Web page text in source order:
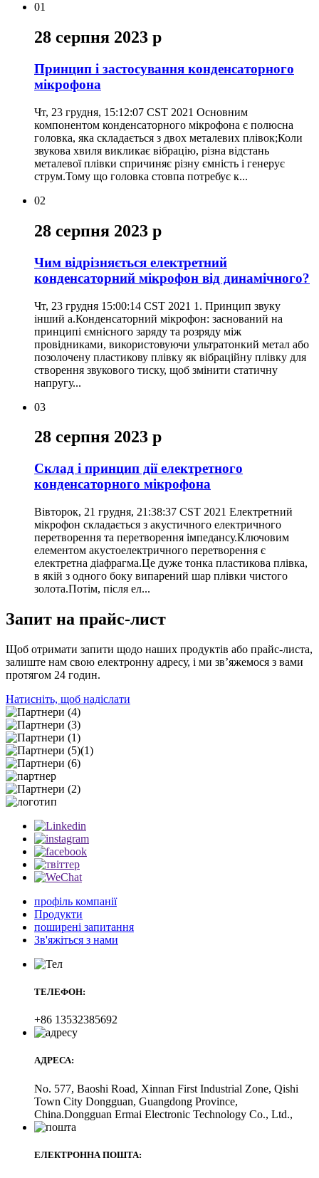
01
28 серпня 2023 р
Принцип і застосування конденсаторного
мікрофона
Чт, 23 грудня, 15:12:07 CST 2021 Основним
компонентом конденсаторного мікрофона є полюсна
головка, яка складається з двох металевих плівок;Коли
звукова хвиля викликає вібрацію, різна відстань
металевої плівки спричиняє різну ємність і генерує
струм.Тому що головка стовпа потребує к...
02
28 серпня 2023 р
Чим відрізняється електретний
конденсаторний мікрофон від динамічного?
Чт, 23 грудня 15:00:14 CST 2021 1. Принцип звуку
інший a.Конденсаторний мікрофон: заснований на
принципі ємнісного заряду та розряду між
провідниками, використовуючи ультратонкий метал або
позолочену пластикову плівку як вібраційну плівку для
створення звукового тиску, щоб змінити статичну
напругу...
03
28 серпня 2023 р
Склад і принцип дії електретного
конденсаторного мікрофона
Вівторок, 21 грудня, 21:38:37 CST 2021 Електретний
мікрофон складається з акустичного електричного
перетворення та перетворення імпедансу.Ключовим
елементом акустоелектричного перетворення є
електретна діафрагма.Це дуже тонка пластикова плівка,
в якій з одного боку випарений шар плівки чистого
золота.Потім, після ел...
Запит на прайс-лист
Щоб отримати запити щодо наших продуктів або прайс-листа,
залиште нам свою електронну адресу, і ми зв’яжемося з вами
протягом 24 годин.
Натисніть, щоб надіслати
профіль компанії
Продукти
поширені запитання
Зв'яжіться з нами
ТЕЛЕФОН:
+86 13532385692
АДРЕСА:
No. 577, Baoshi Road, Xinnan First Industrial Zone, Qishi
Town City Dongguan, Guangdong Province,
China.Dongguan Ermai Electronic Technology Co., Ltd.,
ЕЛЕКТРОННА ПОШТА: